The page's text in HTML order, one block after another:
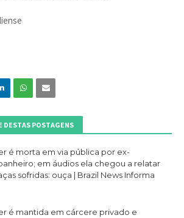
DESTAS POSTAGENS
é morta em via pública por ex-
em áudios ela chegou a relatar
sofridas: ouça | Brazil News Informa
é mantida em cárcere privado e